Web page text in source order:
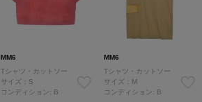
MM6
Tシャツ・カットソー
サイズ：S
コンディション: B
MM6
Tシャツ・カットソー
サイズ：M
コンディション: B